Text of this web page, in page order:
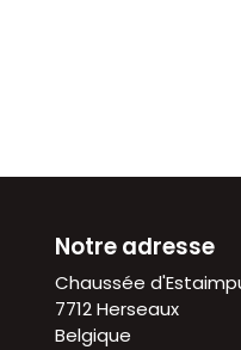
Notre adresse
Chaussée
7712 Herseaux
Belgique